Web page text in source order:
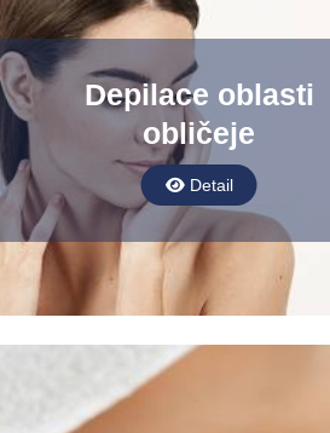
Depilace oblasti
obličeje
Detail